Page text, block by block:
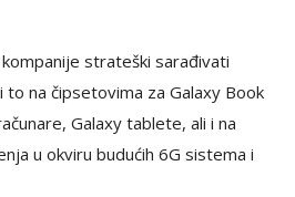
strateški sarađivati
na čipsetovima za Galaxy Book
Galaxy tablete, ali i na
u okviru budućih 6G sistema i